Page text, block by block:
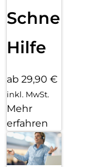
Schnelle
Hilfe
ab 29,90 €
inkl. MwSt.
Mehr
erfahren